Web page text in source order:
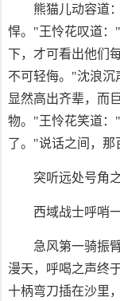
熊猫儿动容道
悍。"王怜花叹道：
下，才可看出他们
不可轻侮。"沈浪沉
显然高出齐辈，而
物。"王怜花笑道：
了。"说话之间，那
突听远处号角
西域战士呼哨
急风第一骑振
漫天，呼喝之声终
十柄弯刀插在沙里